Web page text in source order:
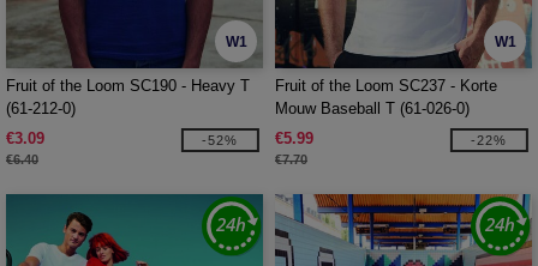
W1
Fruit of the Loom SC190 - Heavy T
(61-212-0)
€3.09
€6.40
-52%
W1
Fruit of the Loom SC237 - Korte
Mouw Baseball T (61-026-0)
€5.99
€7.70
-22%